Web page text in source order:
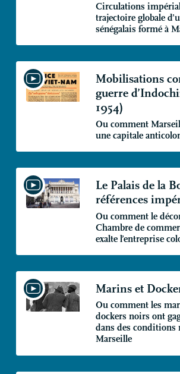
Circulations
trajectoire globale
sénégalais formé à
Mobilisations
guerre
1954)
Ou comment
une capitale
Le Palais de la
références
Ou comment le
Chambre de
exalte l’entreprise
Marins et
Ou comment les
dockers noirs ont
dans des conditions
Marseille